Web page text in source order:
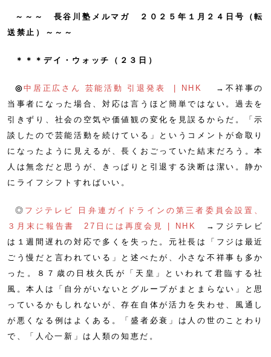
～～～ 長谷川塾メルマガ ２０２５年１月２４日号（転
送禁止）～～～
＊＊＊デイ・ウォッチ（２３日）
◎中居正広さん 芸能活動 引退発表 | NHK
→不祥事の
当事者になった場合、対応は言うほど簡単ではない。過去を
引きずり、社会の空気や価値観の変化を見誤るからだ。「示
談したので芸能活動を続けている」というコメントが命取り
になったように見えるが、長くおごっていた結末だろう。本
人は無念だと思うが、きっぱりと引退する決断は潔い。静か
にライフシフトすればいい。
◎ フジテレビ 日弁連ガイドラインの第三者委員会設置、
３月末に報告書 27日には再度会見 | NHK
→フジテレビ
は１週間遅れの対応で多くを失った。元社長は「フジは最近
ごう慢だと言われている」と述べたが、小さな不祥事も多か
った。８７歳の日枝久氏が「天皇」といわれて君臨する社
風。本人は「自分がいないとグループがまとまらない」と思
っているかもしれないが、存在自体が活力を失わせ、風通し
が悪くなる例はよくある。「盛者必衰」は人の世のことわり
で、「人心一新」は人類の知恵だ。